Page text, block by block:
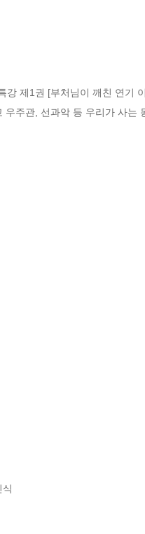
강 제1권 [부처님이 깨친 연기
우주관, 선과악 등 우리가 사